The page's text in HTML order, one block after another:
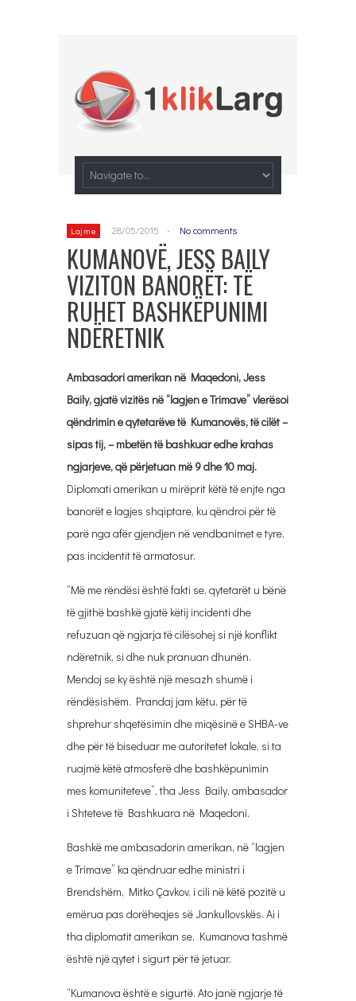
Lajme 28/05/2015 - No comments
KUMANOVË, JESS BAILY
VIZITON BANORËT: TË
RUHET BASHKËPUNIMI
NDËRETNIK
Ambasadori amerikan në Maqedoni, Jess
Baily, gjatë vizitës në “lagjen e Trimave” vlerësoi
qëndrimin e qytetarëve të Kumanovës, të cilët –
sipas tij, – mbetën të bashkuar edhe krahas
ngjarjeve, që përjetuan më 9 dhe 10 maj.
Diplomati amerikan u mirëprit këtë të enjte nga
banorët e lagjes shqiptare, ku qëndroi për të
parë nga afër gjendjen në vendbanimet e tyre,
pas incidentit të armatosur.
“Më me rëndësi është fakti se, qytetarët u bënë
të gjithë bashkë gjatë këtij incidenti dhe
refuzuan që ngjarja të cilësohej si një konflikt
ndëretnik, si dhe nuk pranuan dhunën.
Mendoj se ky është një mesazh shumë i
rëndësishëm. Prandaj jam këtu, për të
shprehur shqetësimin dhe miqësinë e SHBA-ve
dhe për të biseduar me autoritetet lokale, si ta
ruajmë këtë atmosferë dhe bashkëpunimin
mes komuniteteve”, tha Jess Baily, ambasador
i Shteteve të Bashkuara në Maqedoni.
Bashkë me ambasadorin amerikan, në “lagjen
e Trimave” ka qëndruar edhe ministri i
Brendshëm, Mitko Çavkov, i cili në këtë pozitë u
emërua pas dorëheqjes së Jankullovskës. Ai i
tha diplomatit amerikan se, Kumanova tashmë
është një qytet i sigurt për të jetuar.
“Kumanova është e sigurtë. Ato janë ngjarje të